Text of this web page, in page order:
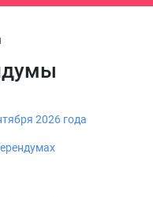
2026 года